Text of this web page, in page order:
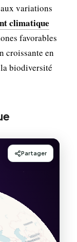
variations
climatique
favorables
croissante en
biodiversité